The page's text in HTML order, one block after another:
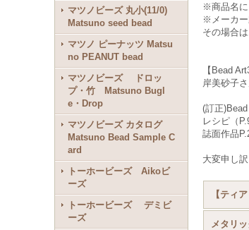
マツノビーズ 丸小(11/0)
Matsuno seed bead
マツノ ピーナッツ Matsu
no PEANUT bead
マツノビーズ ドロッ
プ・竹 Matsuno Bugl
e・Drop
マツノビーズ カタログ
Matsuno Bead Sample C
ard
トーホービーズ Aikoビ
ーズ
トーホービーズ デミビ
ーズ
※商品名に
※メーカー
その場合
【Bead
岸美砂子
(訂正
レシピ（
誌面作品
大変申し
メタリ